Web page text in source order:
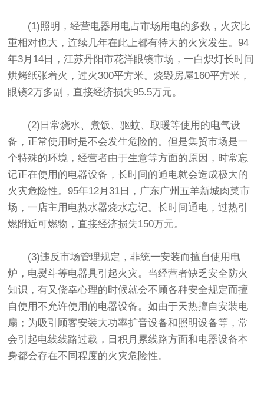
(1)照明，经营电器用电占市场用电的多数，火灾比
重相对也大，连续几年在此上都有特大的火灾发生。94
年3月14日，江苏丹阳市花洋眼镜市场，一白炽灯长时间
烘烤纸张着火，过火300平方米。烧毁房屋160平方米，
眼镜2万多副，直接经济损失95.5万元。
(2)日常烧水、煮饭、驱蚊、取暖等使用的电气设
备，正常使用时是不会发生危险的。但是集贸市场是一
个特殊的环境，经营者由于生意等方面的原因，时常忘
记正在使用的电器设备，长时间的通电就会造成极大的
火灾危险性。95年12月31日，广东广州五羊新城肉菜市
场，一店主用电热水器烧水忘记。长时间通电，过热引
燃附近可燃物，直接经济损失150万元。
(3)违反市场管理规定，非统一安装而擅自使用电
炉，电熨斗等电器具引起火灾。当经营者缺乏安全防火
知识，有又侥幸心理的时候就会不顾各种安全规定而擅
自使用不允许使用的电器设备。如由于天热擅自安装电
扇；为吸引顾客安装大功率扩音设备和照明设备等，常
会引起电线线路过载，日积月累线路方面和电器设备本
身都会存在不同程度的火灾危险性。